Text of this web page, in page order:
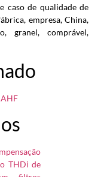
caso de qualidade de
empresa, China,
granel, comprável,
THDi de